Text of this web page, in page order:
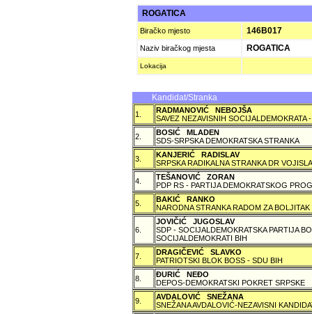
ROGATICA
Biračko mjesto 146B017
Naziv biračkog mjesta ROGATICA
Lokacija
Kandidat/Stranka
1.
RADMANOVIĆ NEBOJŠA
SAVEZ NEZAVISNIH SOCIJALDEMOKRATA
2.
BOSIĆ MLADEN
SDS-SRPSKA DEMOKRATSKA STRANKA
3.
KANJERIĆ RADISLAV
SRPSKA RADIKALNA STRANKA DR
4.
TEŠANOVIĆ ZORAN
PDP RS - PARTIJA DEMOKRATSKOG
5.
BAKIĆ RANKO
NARODNA STRANKA RADOM ZA BOLJITAK
6.
JOVIČIĆ JUGOSLAV
SDP - SOCIJALDEMOKRATSKA PARTIJA
SOCIJALDEMOKRATI BIH
7.
DRAGIČEVIĆ SLAVKO
PATRIOTSKI BLOK BOSS - SDU BIH
8.
ÐURIĆ NEÐO
DEPOS-DEMOKRATSKI POKRET SRPSKE
9.
AVDALOVIĆ SNEŽANA
SNEŽANA AVDALOVIĆ-NEZAVISNI